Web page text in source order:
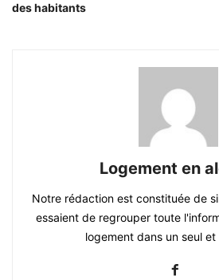
des habitants
Logement en
Notre rédaction est constituée de
essaient de regrouper toute
logement dans un seul et